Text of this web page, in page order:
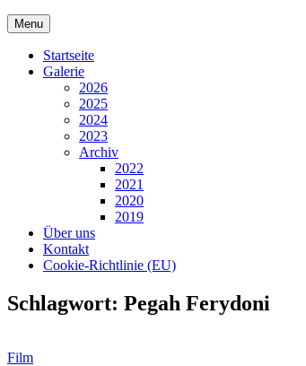
Skip
to
content
Menu
Startseite
Galerie
2026
2025
2024
2023
Archiv
2022
2021
2020
2019
Über uns
Kontakt
Cookie-Richtlinie (EU)
Schlagwort: Pegah Ferydoni
Cat
Film